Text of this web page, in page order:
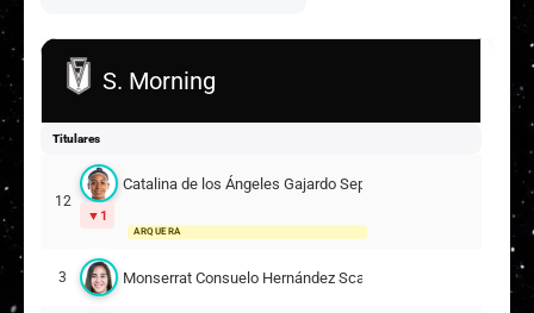
S. Morning
Titulares
12
Catalina de los Ángeles Gajardo Sepúlveda
1
ARQUERA
3 Monserrat Consuelo Hernández Scarpati